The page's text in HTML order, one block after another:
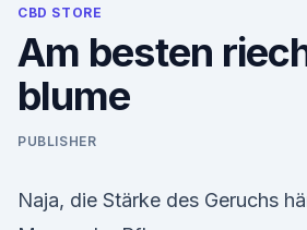
CBD STORE
Am besten
blume
PUBLISHER
Naja, die Stärke des Geruchs